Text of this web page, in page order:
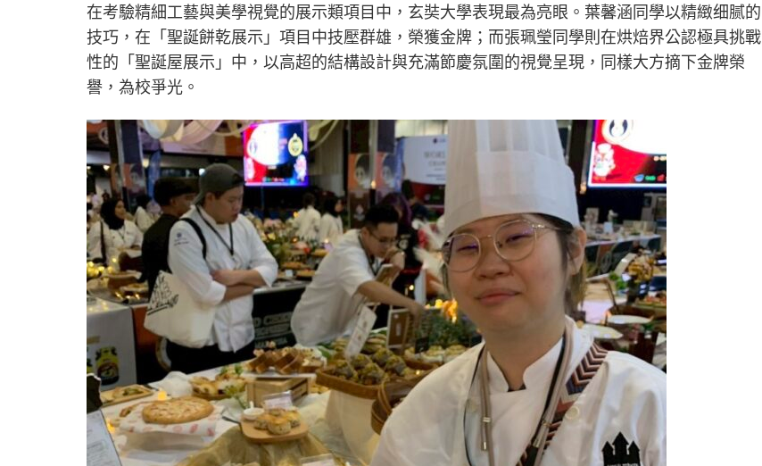
在考驗精細工藝與美學視覺的展示類項目中，玄奘大學表現最為亮眼。葉馨涵同學以精緻细腻的
技巧，在「聖誕餅乾展示」項目中技壓群雄，榮獲金牌；而張珮瑩同學則在烘焙界公認極具挑戰
性的「聖誕屋展示」中，以高超的結構設計與充滿節慶氛圍的視覺呈現，同樣大方摘下金牌榮
譽，為校爭光。